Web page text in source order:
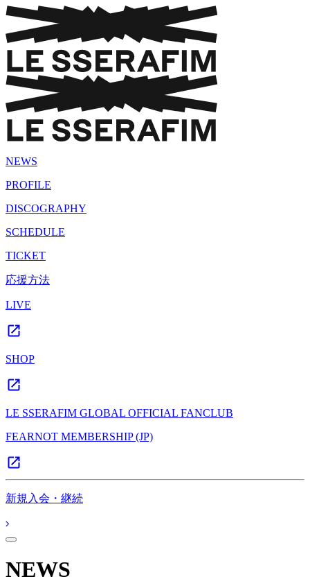
NEWS
PROFILE
DISCOGRAPHY
SCHEDULE
TICKET
応援方法
LIVE
SHOP
LE SSERAFIM GLOBAL OFFICIAL FANCLUB
FEARNOT MEMBERSHIP (JP)
新規入会・継続
NEWS